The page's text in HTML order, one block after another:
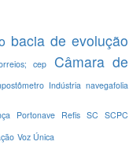
bacia de evolução
cep
Câmara de
Indústria navegafolia
Portonave Refis SC SCPC
Voz Única